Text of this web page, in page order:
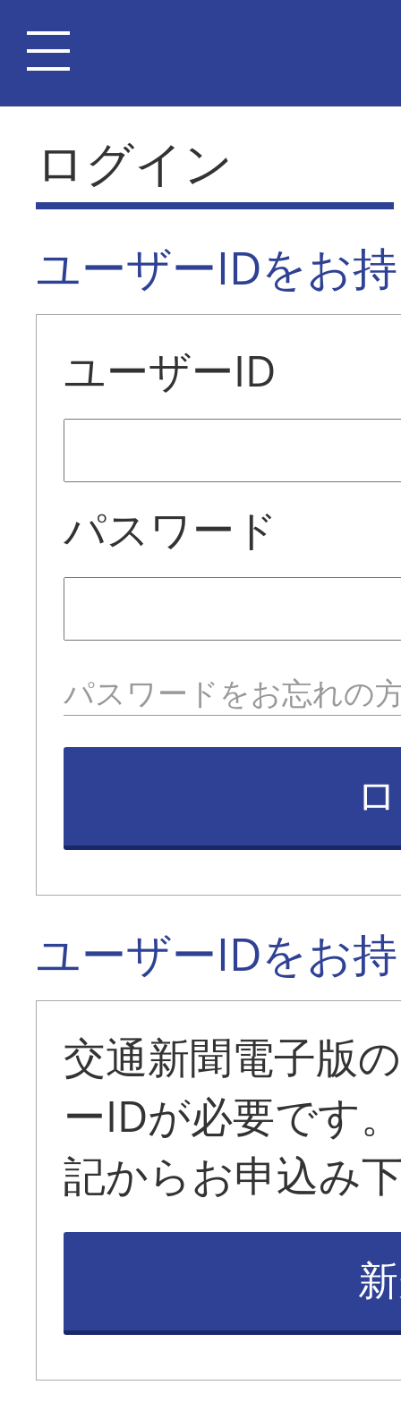
ログイン
ユーザーIDをお
ユーザーID
パスワード
パスワードをお忘れの
ユーザーIDをお
交通新聞電子版
ーIDが必要です
記からお申込み